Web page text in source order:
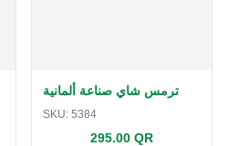
ترمس شاي صناعة ألمانية
SKU: 5384
295.00 QR